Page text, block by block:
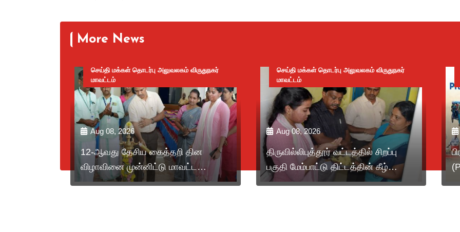
More News
Aug 08, 2026
12-ஆவது தேசிய கைத்தறி தின
விழாவினை முன்னிட்டு மாவட்ட
ஆட்சித்தலைவர் அவர்கள் சிறப்பு
செய்தி மக்கள் தொடர்பு அலுவலகம் விருதுநகர்
மாவட்டம்
Aug 08, 2026
திருவில்லிபுத்தூர் வட்டத்தில் சிறப்பு
பகுதி மேம்பாட்டு திட்டத்தின் கீழ்
நடைபெறும் பணிகளை மாவட்ட
செய்தி மக்கள் தொடர்பு அலுவலகம் விருதுநகர்
மாவட்டம்